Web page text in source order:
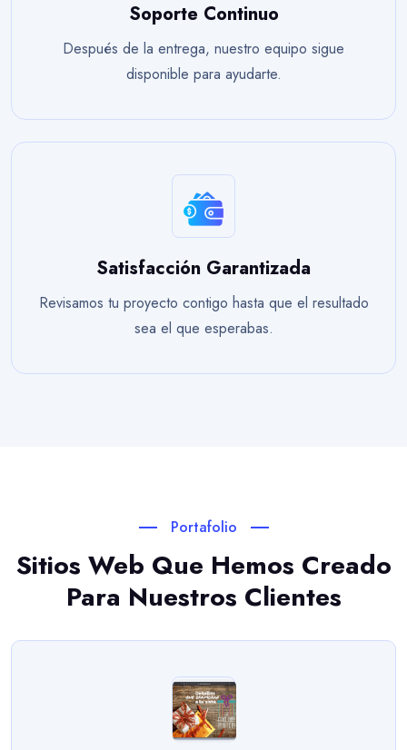
Soporte Continuo
Después de la entrega, nuestro equipo sigue
disponible para ayudarte.
Satisfacción Garantizada
Revisamos tu proyecto contigo hasta que el resultado
sea el que esperabas.
Portafolio
Sitios Web Que Hemos Creado
Para Nuestros Clientes